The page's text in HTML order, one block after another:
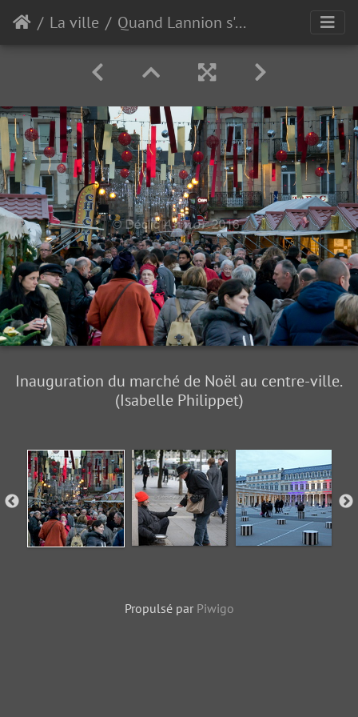
La ville Quand Lannion s'anime
Inauguration du marché de Noël au centre-ville.
(Isabelle Philippet)
Propulsé par Piwigo